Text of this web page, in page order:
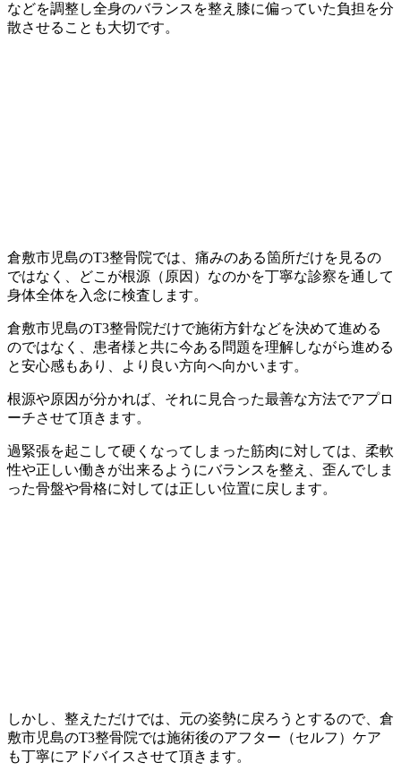
などを調整し全身のバランスを整え膝に偏っていた負担を分
散させることも大切です。
倉敷市児島のT3整骨院では、痛みのある箇所だけを見るの
ではなく、どこが根源（原因）なのかを丁寧な診察を通して
身体全体を入念に検査します。
倉敷市児島のT3整骨院だけで施術方針などを決めて進める
のではなく、患者様と共に今ある問題を理解しながら進める
と安心感もあり、より良い方向へ向かいます。
根源や原因が分かれば、それに見合った最善な方法でアプロ
ーチさせて頂きます。
過緊張を起こして硬くなってしまった筋肉に対しては、柔軟
性や正しい働きが出来るようにバランスを整え、歪んでしま
った骨盤や骨格に対しては正しい位置に戻します。
しかし、整えただけでは、元の姿勢に戻ろうとするので、倉
敷市児島のT3整骨院では施術後のアフター（セルフ）ケア
も丁寧にアドバイスさせて頂きます。